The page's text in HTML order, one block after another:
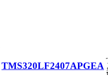
TMS320LF2407APGEA